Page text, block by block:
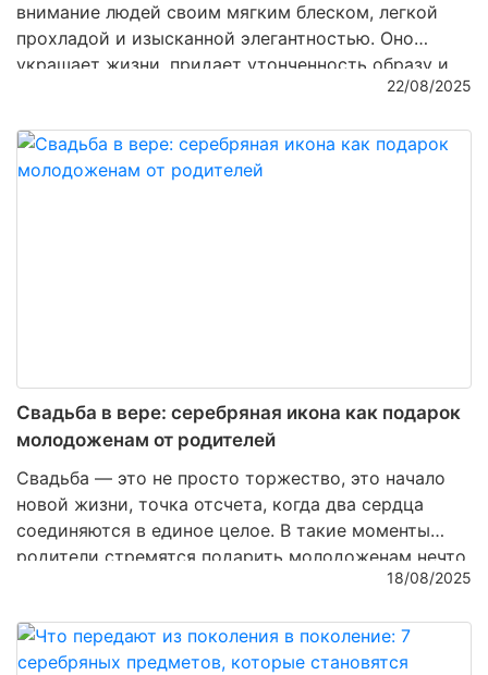
внимание людей своим мягким блеском, легкой
прохладой и изысканной элегантностью. Оно
украшает жизни, придает утонченность образу и
несет в себе особую энергетику, словно капля
изделия. Однако серебряные изделия требуют
заботы и внимания, чтобы их сияние не тускнело, а
22/08/2025
Свадьба в вере: серебряная икона как подарок
молодоженам от родителей
Свадьба — это не просто торжество, это начало
новой жизни, точка отсчета, когда два сердца
соединяются в единое целое. В такие моменты
родители стремятся подарить молодоженам нечто
особенное, что будет хранить духовную связь,
множества подарков особенно ценятсясеребряные
иконы— изделия, которые объединяют духовность
18/08/2025